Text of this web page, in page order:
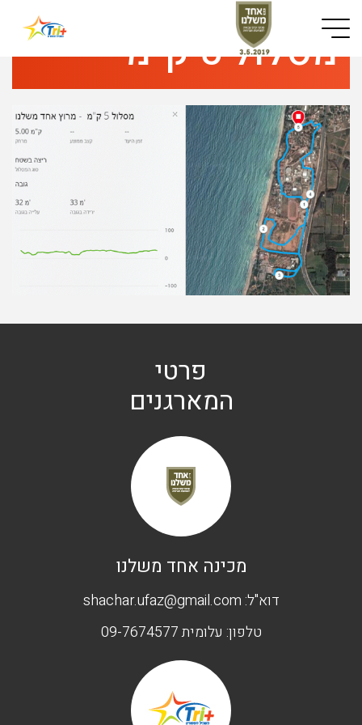
Button used only for devices with a small screen
מסלול 5 ק"מ
פרטי
המארגנים
מכינה אחד משלנו
דוא"ל: shachar.ufaz@gmail.com
טלפון: עלומית 09-7674577